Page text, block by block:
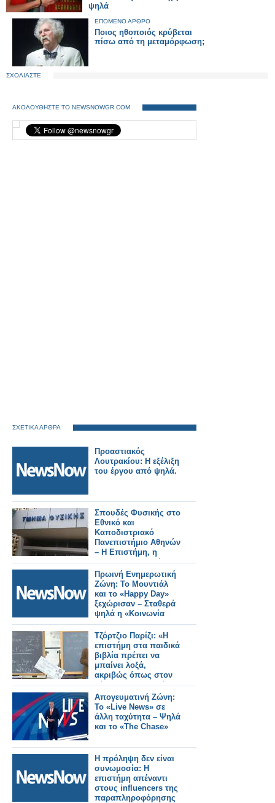
ψηλά
ΕΠΟΜΕΝΟ ΑΡΘΡΟ
Ποιος ηθοποιός κρύβεται
πίσω από τη μεταμόρφωση;
ΣΧΟΛΙΑΣΤΕ
ΑΚΟΛΟΥΘΗΣΤΕ ΤΟ NEWSNOWGR.COM
ΣΧΕΤΙΚΑ ΑΡΘΡΑ
Προαστιακός
Λουτρακίου: Η εξέλιξη
του έργου από ψηλά.
Σπουδές Φυσικής στο
Εθνικό και
Καποδιστριακό
Πανεπιστήμιο Αθηνών
– Η Επιστήμη, η
Έρευνα, η Διεθνής
Αναγνώριση, οι
Επαγγελματικές
Προοπτικές
Πρωινή Ενημερωτική
Ζώνη: Το Μουντιάλ
και το «Happy Day»
ξεχώρισαν – Σταθερά
ψηλά η «Κοινωνία
Ώρα Mega»
Τζόρτζιο Παρίζι: «Η
επιστήμη στα παιδικά
βιβλία πρέπει να
μπαίνει λοξά,
ακριβώς όπως στον
κόσμο των παιδιών»
Απογευματινή Ζώνη:
Το «Live News» σε
άλλη ταχύτητα – Ψηλά
και το «The Chase»
Η πρόληψη δεν είναι
συνωμοσία: Η
επιστήμη απέναντι
στους influencers της
παραπληροφόρησης